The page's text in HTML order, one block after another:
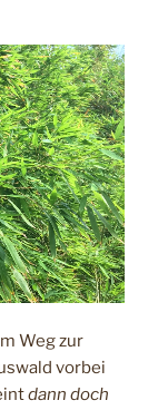
Weg zur
vorbei
dann doch